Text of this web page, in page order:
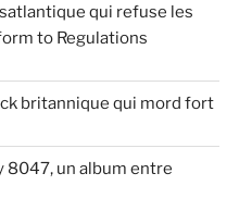
qui refuse les
to Regulations
britannique qui mord fort
8047, un album entre